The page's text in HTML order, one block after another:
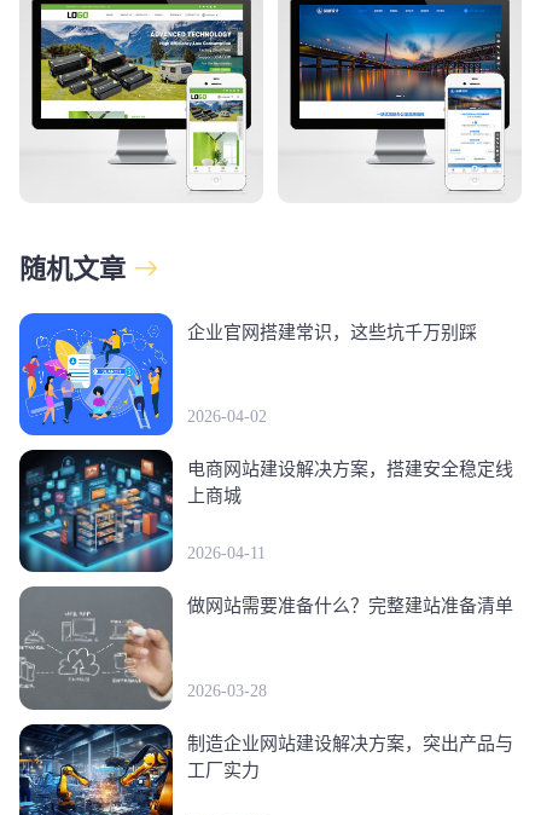
随机文章
企业官网搭建常识，这些坑千万别踩
2026-04-02
电商网站建设解决方案，搭建安全稳定线
上商城
2026-04-11
做网站需要准备什么？完整建站准备清单
2026-03-28
制造企业网站建设解决方案，突出产品与
工厂实力